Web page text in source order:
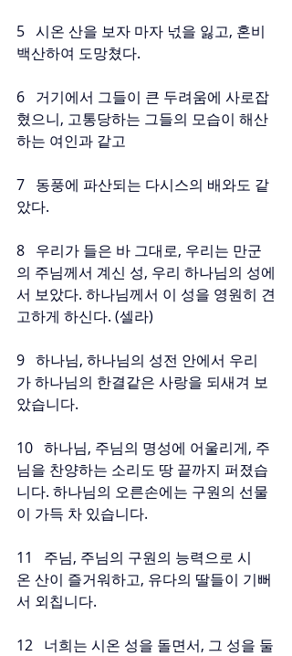
5   시온 산을 보자 마자 넋을 잃고, 혼비
백산하여 도망쳤다.
6   거기에서 그들이 큰 두려움에 사로잡
혔으니, 고통당하는 그들의 모습이 해산
하는 여인과 같고
7   동풍에 파산되는 다시스의 배와도 같
았다.
8   우리가 들은 바 그대로, 우리는 만군
의 주님께서 계신 성, 우리 하나님의 성에
서 보았다. 하나님께서 이 성을 영원히 견
고하게 하신다. (셀라)
9   하나님, 하나님의 성전 안에서 우리
가 하나님의 한결같은 사랑을 되새겨 보
았습니다.
10   하나님, 주님의 명성에 어울리게, 주
님을 찬양하는 소리도 땅 끝까지 퍼졌습
니다. 하나님의 오른손에는 구원의 선물
이 가득 차 있습니다.
11   주님, 주님의 구원의 능력으로 시
온 산이 즐거워하고, 유다의 딸들이 기뻐
서 외칩니다.
12   너희는 시온 성을 돌면서, 그 성을 둘